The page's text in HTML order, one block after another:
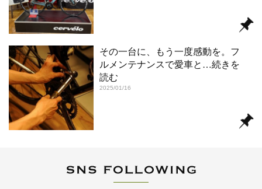
その一台に、もう一度感動を。フ
ルメンテナンスで愛車と …続きを
読む
2025/01/16